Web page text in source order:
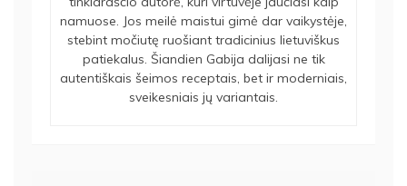
namuose. Jos meilė maistui gimė dar vaikystėje,
stebint močiutę ruošiant tradicinius lietuviškus
patiekalus. Šiandien Gabija dalijasi ne tik
autentiškais šeimos receptais, bet ir moderniais,
sveikesniais jų variantais.